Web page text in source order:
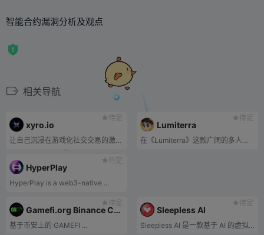
智能合约漏洞分析及观点
相关导航
待定
xyro.io
让自己沉浸在游戏化社交交易的激动人心的世界中！
待定
Lumiterra
在《Lumiterra》这款广阔的多人开放世界游戏中探索、制作并生存。
待定
HyperPlay
HyperPlay is a web3-native ...
待定
Gamefi.org Binance Chain
基于币安上的 GAMEFI ...
待定
Sleepless AI
Sleepless AI 是一款基于 AI 的虚拟伴侣游戏，利用 AIGC 和 LLM 来创建丰富的基于故事的游戏玩法以及与角色有机发展的互动。该项目目前正在开发三款游戏，其第一款游戏是 HIM，这是一款虚拟男友 Otome 游戏，具有不可变且链上的独特 SBT 角色。